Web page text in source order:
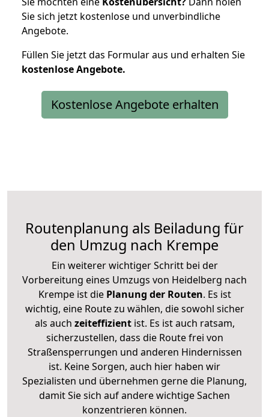
Sie sich jetzt kostenlose und unverbindliche
Angebote.
Füllen Sie jetzt das Formular aus und erhalten Sie
kostenloseAngebote.
Kostenlose Angebote erhalten
Routenplanung als Beiladung für
den Umzug nach Krempe
Ein weiterer wichtiger Schritt bei der
Vorbereitung eines Umzugs von Heidelberg nach
Krempe ist diePlanung der Routen. Es ist
wichtig, eine Route zu wählen, die sowohl sicher
als auch zeiteffizientist. Es ist auch ratsam,
sicherzustellen, dass die Route frei von
Straßensperrungen und anderen Hindernissen
ist. Keine Sorgen, auch hier haben wir
Spezialisten und übernehmen gerne die Planung,
damit Sie sich auf andere wichtige Sachen
konzentrieren können.